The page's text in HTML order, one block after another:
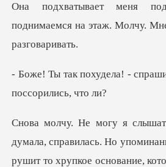
поднимаемся на этаж. Молчу. Мн
-
, справилась. Но
рушит то х